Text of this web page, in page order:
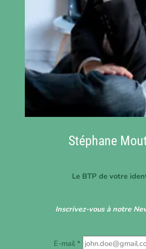
Stéphane
Le BTP de votre
Inscrivez-vous à notre
E-mail *